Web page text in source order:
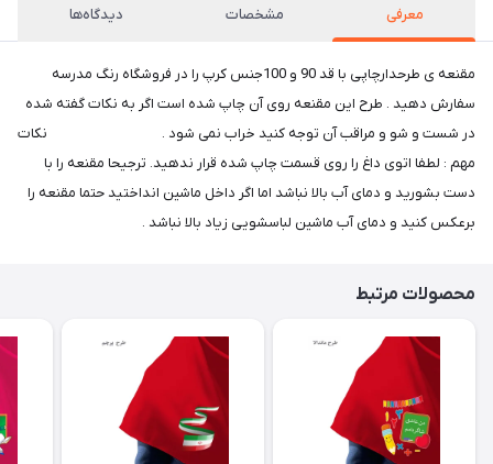
معرفی مشخصات دیدگاه‌ها
مقنعه ی طرحدارچاپی با قد 90 و 100جنس کرپ را در فروشگاه رنگ مدرسه
سفارش دهید . طرح این مقنعه روی آن چاپ شده است اگر به نکات گفته شده
در شست و شو و مراقب آن توجه کنید خراب نمی شود . نکات
مهم : لطفا اتوی داغ را روی قسمت چاپ شده قرار ندهید. ترجیحا مقنعه را با
دست بشورید و دمای آب بالا نباشد اما اگر داخل ماشین انداختید حتما مقنعه را
برعکس کنید و دمای آب ماشین لباسشویی زیاد بالا نباشد .
محصولات مرتبط